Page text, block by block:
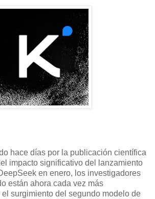
hace días por la publicación científica
impacto significativo del lanzamiento
en enero, los investigadores
están ahora cada vez más
surgimiento del segundo modelo de